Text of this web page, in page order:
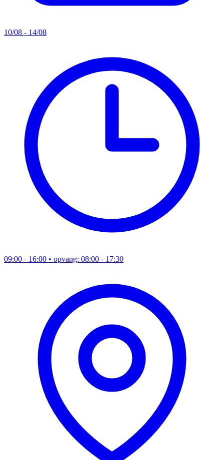
10/08 - 14/08
09:00 - 16:00 • opvang: 08:00 - 17:30